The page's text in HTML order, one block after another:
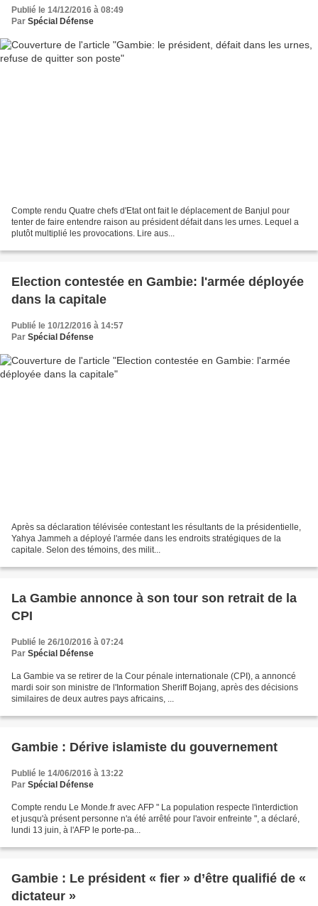
Publié le 14/12/2016 à 08:49
Par Spécial Défense
Compte rendu Quatre chefs d'Etat ont fait le déplacement de Banjul pour
tenter de faire entendre raison au président défait dans les urnes. Lequel a
plutôt multiplié les provocations. Lire aus...
Election contestée en Gambie: l'armée déployée
dans la capitale
Publié le 10/12/2016 à 14:57
Par Spécial Défense
Après sa déclaration télévisée contestant les résultants de la présidentielle,
Yahya Jammeh a déployé l'armée dans les endroits stratégiques de la
capitale. Selon des témoins, des milit...
La Gambie annonce à son tour son retrait de la
CPI
Publié le 26/10/2016 à 07:24
Par Spécial Défense
La Gambie va se retirer de la Cour pénale internationale (CPI), a annoncé
mardi soir son ministre de l'Information Sheriff Bojang, après des décisions
similaires de deux autres pays africains, ...
Gambie : Dérive islamiste du gouvernement
Publié le 14/06/2016 à 13:22
Par Spécial Défense
Compte rendu Le Monde.fr avec AFP " La population respecte l'interdiction
et jusqu'à présent personne n'a été arrêté pour l'avoir enfreinte ", a déclaré,
lundi 13 juin, à l'AFP le porte-pa...
Gambie : Le président « fier » d’être qualifié de «
dictateur »